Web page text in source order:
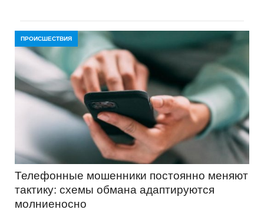
ПРОИСШЕСТВИЯ
Телефонные мошенники постоянно меняют
тактику: схемы обмана адаптируются
молниеносно